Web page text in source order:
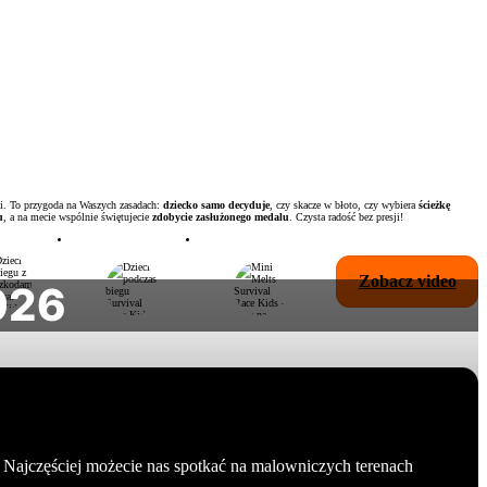
przygoda na Waszych zasadach: dziecko samo decyduje, czy skacze w błoto, czy wybiera ścieżkę
, a na mecie wspólnie świętujecie zdobycie zasłużonego medalu . Czysta radość bez presji!
Zobacz video
możecie nas spotkać na malowniczych terenach